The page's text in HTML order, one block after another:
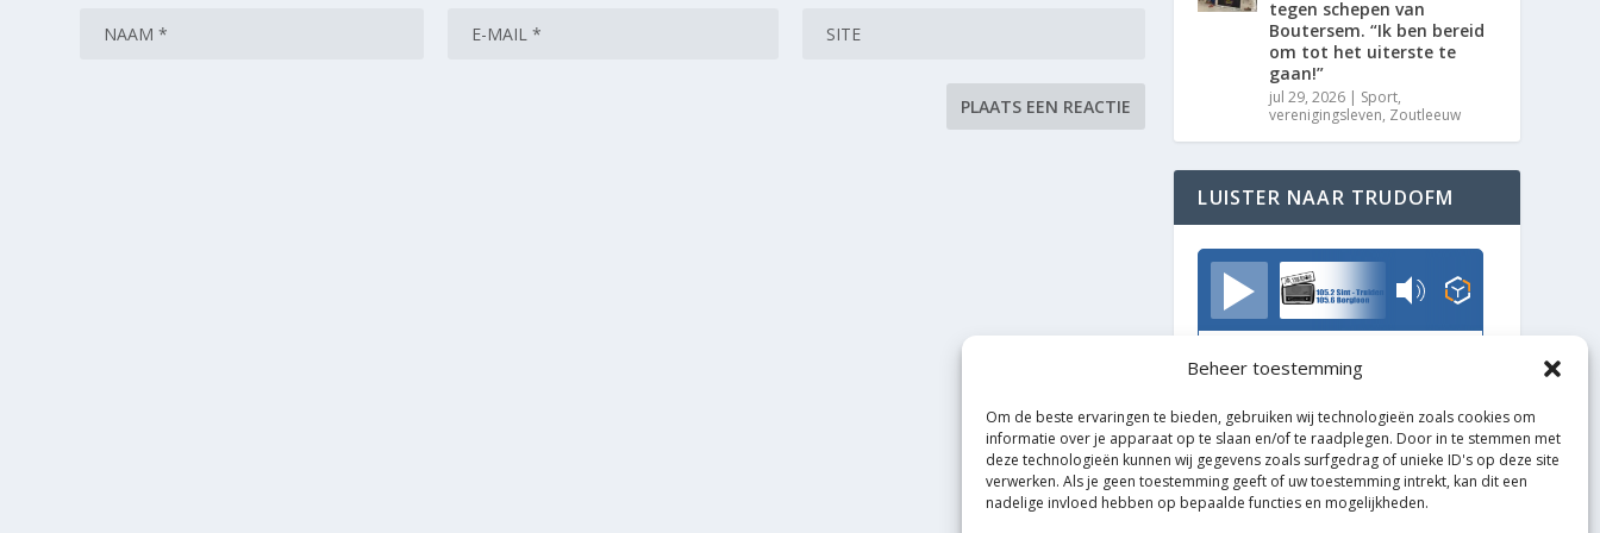
Beheer toestemming
Om de beste ervaringen te bieden, gebruiken wij technologieën zoals cookies om
informatie over je apparaat op te slaan en/of te raadplegen. Door in te stemmen met
deze technologieën kunnen wij gegevens zoals surfgedrag of unieke ID's op deze site
verwerken. Als je geen toestemming geeft of uw toestemming intrekt, kan dit een
nadelige invloed hebben op bepaalde functies en mogelijkheden.
tegen schepen van
Boutersem. “Ik ben bereid
om tot het uiterste te
gaan!”
jul 29, 2026 | Sport,
verenigingsleven, Zoutleeuw
LUISTER NAAR TRUDOFM
TrudoFM